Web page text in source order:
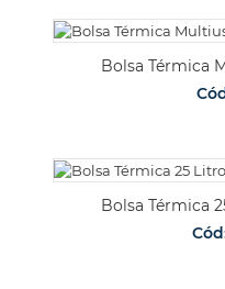
Bolsa Térmica
Bolsa Térmica